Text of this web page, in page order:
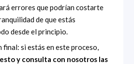
errores que podrían costarte
de que estás
desde el principio.
final: si estás en este proceso,
y consulta con nosotros las